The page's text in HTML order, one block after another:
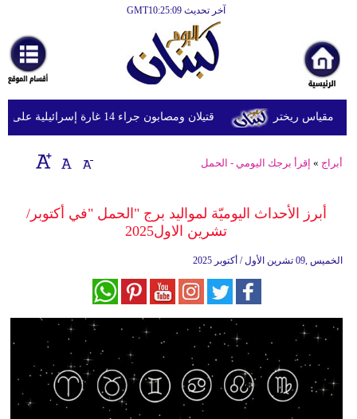
آخر تحديث GMT10:25:09
أخبارعاجلة
رياضة
ثقافة
إقتصاد
وموسيقى
سياحة
وسفر
ديكور
قتيلان ومصابون جراء 14 غارة إسرائيلية على شرق وجنوب لبنان
أبراج » إقرأ برجك اليومي - الحمل
أبرز الأحداث اليوميّة لمواليد برج "الحمل "في أكتوبر/
تشرين الاول2025
الخميس ,09 تشرين الأول / أكتوبر 2025